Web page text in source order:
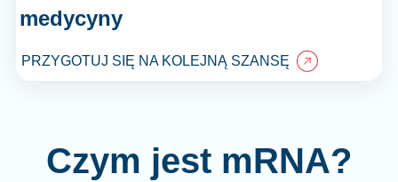
medycyny
PRZYGOTUJ SIĘ NA KOLEJNĄ SZANSĘ
Czym jest mRNA?